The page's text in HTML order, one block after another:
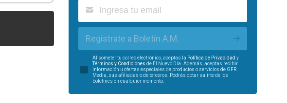
Regístrate a Boletín A.M.
Al someter tu correo electrónico, aceptas la Política de Privacidad y
Términos y Condiciones de El Nuevo Día. Además, aceptas recibir
información u ofertas especiales de productos o servicios de GFR
Media, sus afiliadas o de terceros. Podrás optar salirte de los
boletines en cualquier momento.